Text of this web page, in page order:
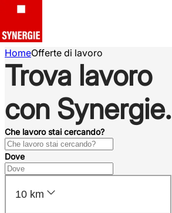
HomeOfferte di lavoro
Trova lavoro
con Synergie.
Che lavoro stai cercando?
Dove
10 km